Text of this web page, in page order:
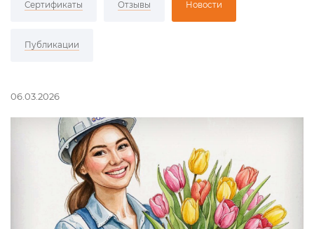
Сертификаты Отзывы Новости
Публикации
06.03.2026